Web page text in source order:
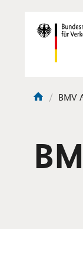
Navigation
BMV